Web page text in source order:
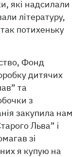
які надсилали
літературу,
потихеньку
Фонд
дитячих
та
з
закупила нам
Льва” і
зі
я купую на